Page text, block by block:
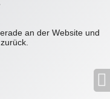
an der Website und